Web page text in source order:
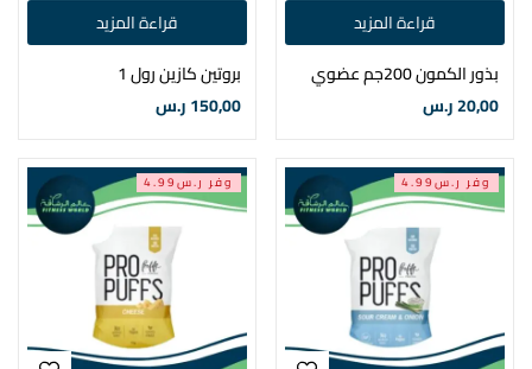
قراءة المزيد
بذور الكمون 200جم عضوي
20,00ر.س
قراءة المزيد
بروتين كازين رول 1
150,00ر.س
وفر ر.س4.99 وفر ر.س4.99